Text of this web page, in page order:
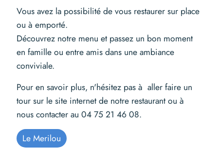
Vous avez la possibilité de vous restaurer sur place
ou à emporté.
Découvrez notre menu et passez un bon moment
en famille ou entre amis dans une ambiance
conviviale.
Pour en savoir plus, n'hésitez pas à aller faire un
tour sur le site internet de notre restaurant ou à
nous contacter au 04 75 21 46 08.
Le Merilou